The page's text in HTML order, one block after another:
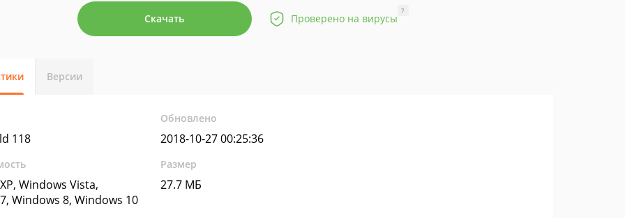
Скачать Проверено на вирусы
?
Версии
118
Обновлено
2018-10-27 00:25:36
Windows Vista,
Windows 8, Windows 10
Размер
27.7 МБ